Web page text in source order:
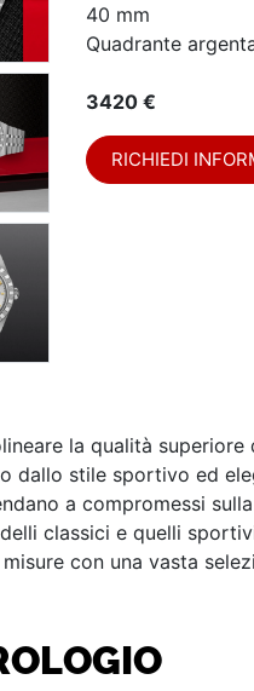
40 mm
Quadrante
3420 €
RICHIEDI
la qualità
dallo stile sportivo ed
a compromessi
classici e quelli
con una vasta